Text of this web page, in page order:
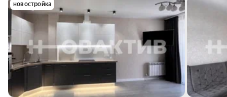
новостройка